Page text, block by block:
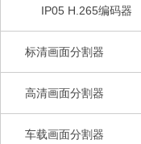
IP05 H.265编码器
标清画面分割器
高清画面分割器
车载画面分割器